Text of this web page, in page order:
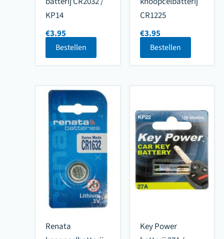
KP14
€3.95
Bestellen
CR1225
€3.95
Bestellen
Renata
Key Power